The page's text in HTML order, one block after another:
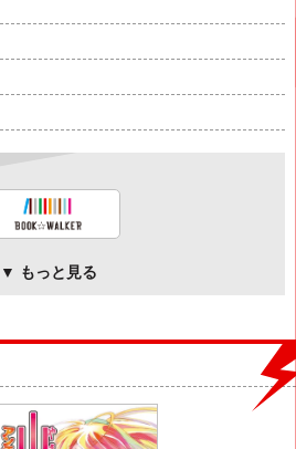
▼ もっと見る